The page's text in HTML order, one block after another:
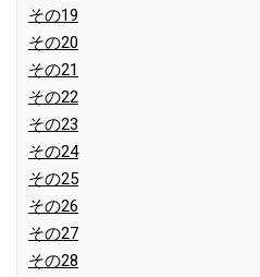
その19
その20
その21
その22
その23
その24
その25
その26
その27
その28